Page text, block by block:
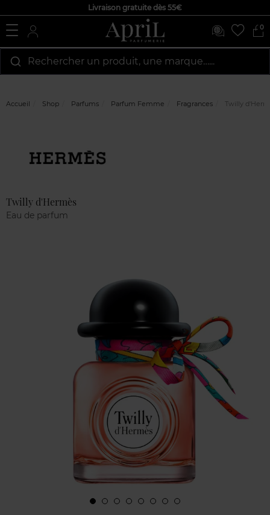
Livraison gratuite dès 55€
0
Rechercher un produit, une marque…...
Accueil Shop Parfums Parfum Femme Fragrances Twilly
Twilly d'Hermès
Eau de parfum